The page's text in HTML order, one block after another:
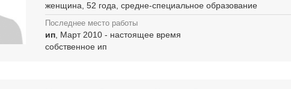
женщина, 52 года, средне-специальное образование
Последнее место работы
ип , Март 2010 - настоящее время
собственное ип